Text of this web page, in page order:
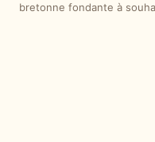
bretonne fondante à